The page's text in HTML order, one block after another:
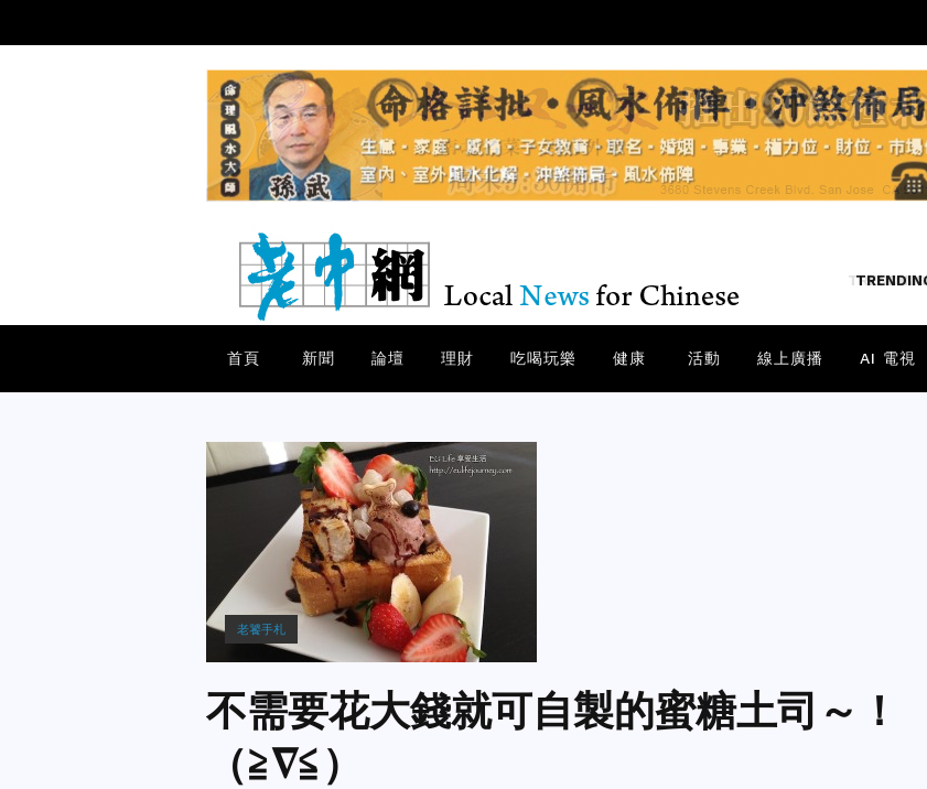
TRENDING
首頁 新聞 論壇 理財 吃喝玩樂 健康 活動 線上廣播 AI 電視
老饕手札
不需要花大錢就可自製的蜜糖土司～！
（≧∇≦）